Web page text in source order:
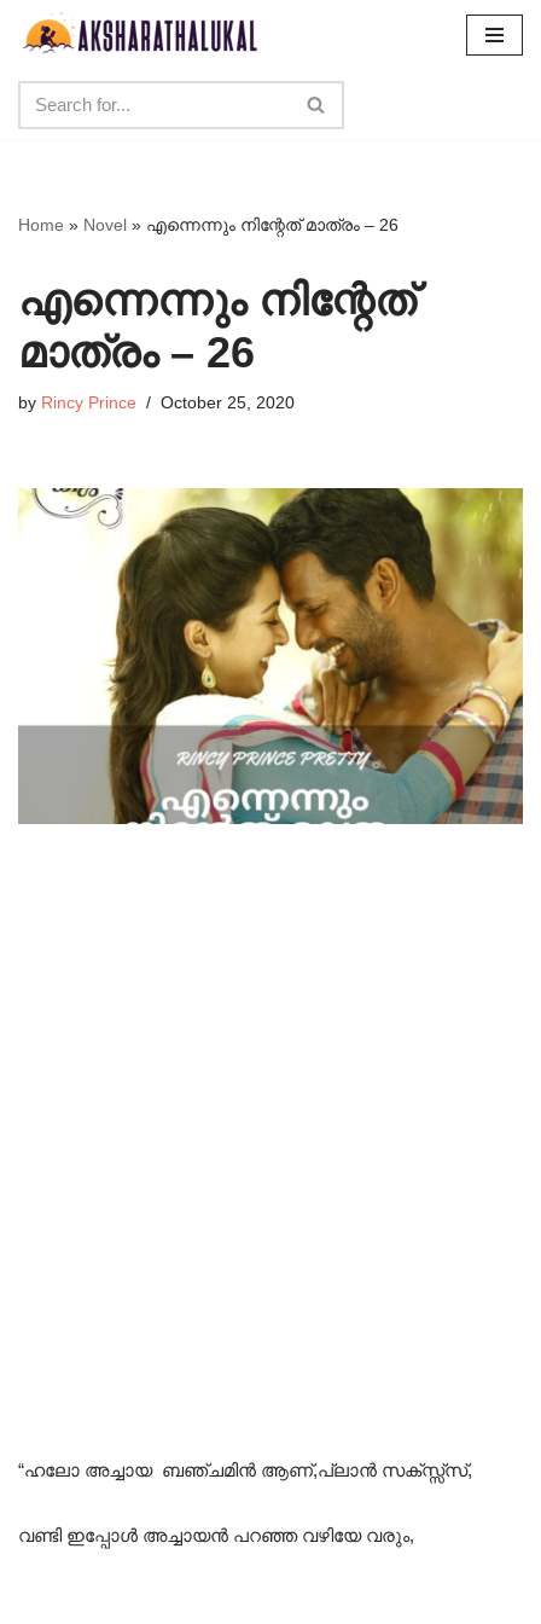
content
Home » Novel » എന്നെന്നും നിന്റേത് മാത്രം – 26
എന്നെന്നും നിന്റേത്
മാത്രം – 26
by Rincy Prince October 25, 2020
“ഹലോ അച്ചായ ബഞ്ചമിൻ ആണ്,പ്ലാൻ സക്സ്സ്സ്,
വണ്ടി ഇപ്പോൾ അച്ചായൻ പറഞ്ഞ വഴിയേ വരും,